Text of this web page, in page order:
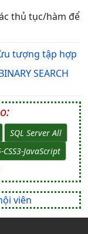
thủ tục/hàm để
tượng tập hợp
SEARCH
SQL Server All
CSS3-JavaScript
viên